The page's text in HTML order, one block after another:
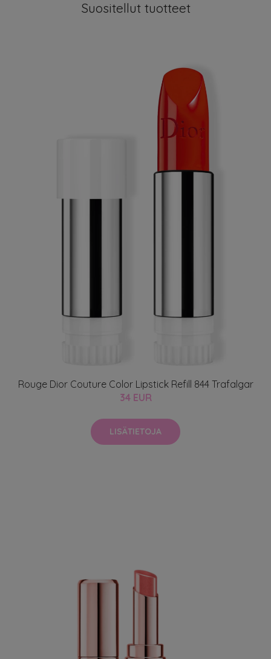
Suositellut tuotteet
Rouge Dior Couture Color Lipstick Refill 844 Trafalgar
34 EUR
LISÄTIETOJA